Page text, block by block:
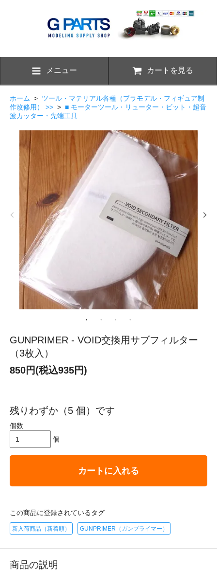
メニュー カートを見る
ホーム > ツール・マテリアル各種（プラモデル・フィギュア制
作改修用） >> > ■ モーターツール・リューター・ビット・超音
波カッター・先端工具
GUNPRIMER - VOID交換用サブフィルター
（3枚入）
850円(税込935円)
残りわずか（5 個）です
個数
個
カートに入れる
この商品に登録されているタグ
新入荷商品（新着順） GUNPRIMER（ガンプライマー）
商品の説明